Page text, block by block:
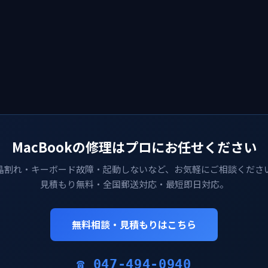
MacBookの修理はプロにお任せください
割れ・キーボード故障・起動しないなど、お気軽にご相談くださ
見積もり無料・全国郵送対応・最短即日対応。
無料相談・見積もりはこちら
☎ 047-494-0940